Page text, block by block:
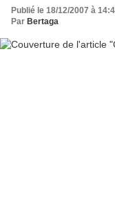
Publié le 18/12/2007 à
Par Bertaga